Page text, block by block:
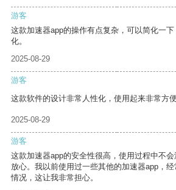
游客
这款加速器app的操作有点复杂，可以简化一
化。
2025-08-29
游客
这款软件的设计非常人性化，使用起来非常方便
2025-08-29
游客
这款加速器app的安全性很高，使用过程中不
放心。我以前使用过一些其他的加速器app，
情况，这让我非常担心。